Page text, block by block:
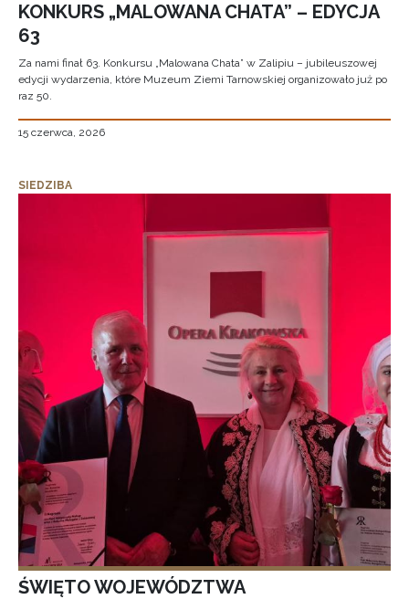
KONKURS „MALOWANA CHATA” – EDYCJA
63
Za nami finał 63. Konkursu „Malowana Chata” w Zalipiu – jubileuszowej
edycji wydarzenia, które Muzeum Ziemi Tarnowskiej organizowało już po
raz 50.
15 czerwca, 2026
SIEDZIBA
ŚWIĘTO WOJEWÓDZTWA